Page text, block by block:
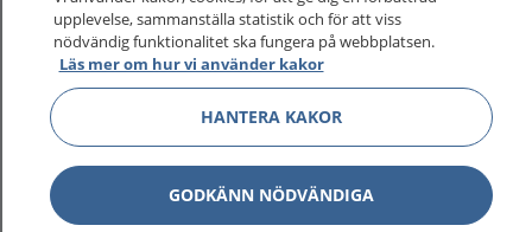
sjukdomar och vilka mottagningar du kan kontakta.
Logga in för att läsa din journal och göra dina
vårdärenden. Ring telefonnummer 1177 för
sjukvårdsrådgivning dygnet runt.
1177 ger dig råd när du vill må bättre.
upplevelse, sammanställa statistik och för att viss
nödvändig funktionalitet ska fungera på webbplatsen.
Läs mer om hur vi använder kakor
HANTERA KAKOR
GODKÄNN NÖDVÄNDIGA